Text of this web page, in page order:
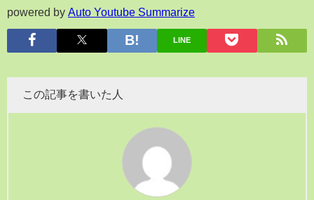
powered by Auto Youtube Summarize
LINE
この記事を書いた人